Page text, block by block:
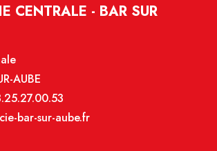
CENTRALE - BAR SUR
AUBE
bar-sur-aube.fr